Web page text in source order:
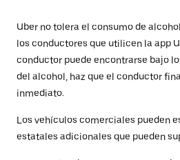
Uber no tolera el consumo de
los conductores que utilicen la app
conductor puede encontrarse bajo
del alcohol, haz que el conductor
inmediato.
Los vehículos comerciales pueden
estatales adicionales que pueden